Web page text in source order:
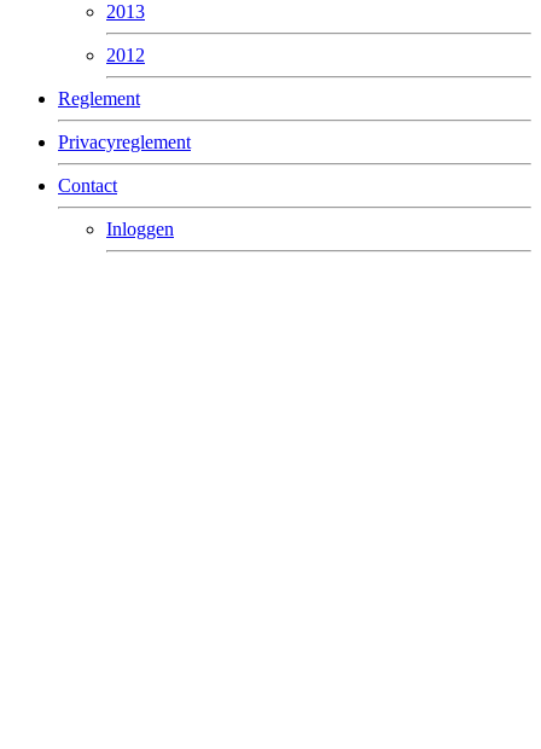
2013
2012
Reglement
Privacyreglement
Contact
Inloggen